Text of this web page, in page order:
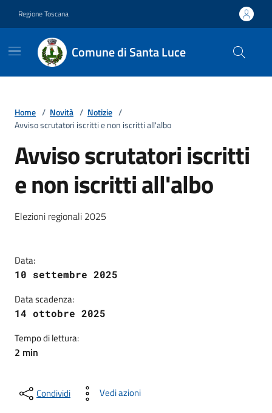
Regione Toscana
Comune di Santa Luce
Home / Novità / Notizie /
Avviso scrutatori iscritti e non iscritti all'albo
Avviso scrutatori iscritti
e non iscritti all'albo
Dettagli della notizia
Elezioni regionali 2025
Data:
10 settembre 2025
Data scadenza:
14 ottobre 2025
Tempo di lettura:
2 min
Condividi Vedi azioni